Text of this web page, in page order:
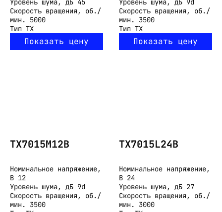
Уровень шума, дБ 45
Скорость вращения, об./
мин.
5000
Тип TX
Показать цену
Уровень шума, дБ 9d
Скорость вращения, об./
мин.
3500
Тип TX
Показать цену
TX7015M12B
Номинальное напряжение,
В 12
Уровень шума, дБ 9d
Скорость вращения, об./
мин.
3500
TX7015L24B
Номинальное напряжение,
В 24
Уровень шума, дБ 27
Скорость вращения, об./
мин.
3000